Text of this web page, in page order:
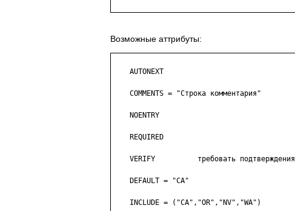
Возможные аттрибуты:
    AUTONEXT
    COMMENTS = "Строка комментария"
    NOENTRY
    REQUIRED
    VERIFY          требовать подтверждения
    DEFAULT = "CA"
    INCLUDE = ("CA","OR","NV","WA")